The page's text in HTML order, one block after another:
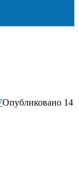
Опубликовано 14